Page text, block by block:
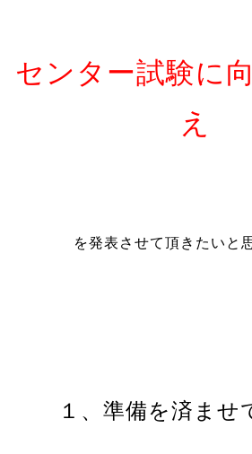
センター試験に
え
を発表させて頂きたいと
１、準備を済ませ